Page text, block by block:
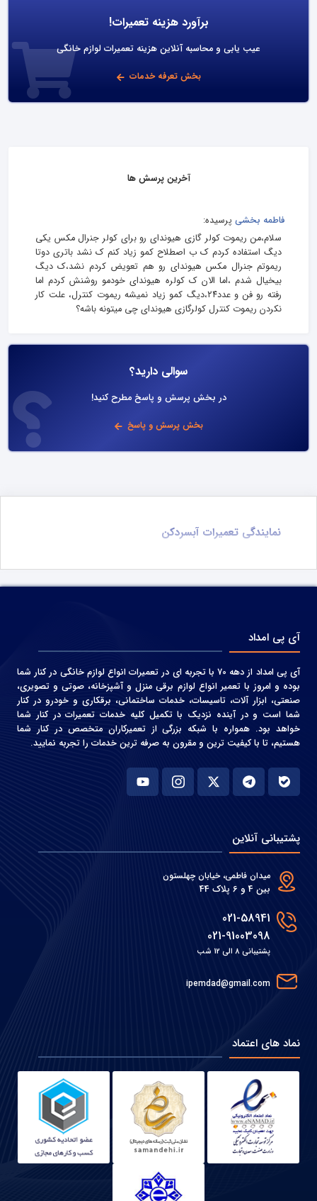
برآورد هزینه تعمیرات!
عیب یابی و محاسبه آنلاین هزینه تعمیرات لوازم خانگی
بخش تعرفه خدمات
آخرین پرسش ها
فاطمه بخشی پرسیده:
سلام،من ریموت کولر گازی هیوندای رو برای کولر جنرال مکس یکی
دیگ استفاده کردم ک ب اصطلاح کمو زیاد کنم ک نشد باتری دوتا
ریموتم جنرال مکس هیوندای رو هم تعویض کردم نشد،ک دیگ
بیخیال شدم ،اما الان ک کولره هیوندای خودمو روشنش کردم اما
رفته رو فن و عدد۲۴،دیگ کمو زیاد نمیشه ریموت کنترل، علت کار
نکردن ریموت کنترل کولرگازی هیوندای چی میتونه باشه؟
سوالی دارید؟
در بخش پرسش و پاسخ مطرح کنید!
بخش پرسش و پاسخ
نمایندگی تعمیرات آبسردکن
آی پی امداد
آی پی امداد از دهه 70 با تجربه ای در تعمیرات انواع لوازم خانگی در کنار شما
بوده و امروز با تعمیر انواع لوازم برقی منزل و آشپزخانه، صوتی و‌ تصویری،
صنعتی، ابزار آلات، تاسیسات، خدمات ساختمانی، برقکاری و خودرو در کنار
شما است و در آینده نزدیک با تکمیل کلیه خدمات تعمیرات در کنار شما
خواهد بود. همواره با شبکه بزرگی از تعمیرکاران متخصص در کنار شما
هستیم، تا با کیفیت ترین و مقرون به صرفه ترین خدمات را تجربه نمایید.
پشتیبانی آنلاین
میدان فاطمی، خیابان چهلستون
بین 4 و 6 پلاک 44
021-58941
021-91003098
پشتیبانی 8 الی 12 شب
ipemdad@gmail.com
نماد های اعتماد